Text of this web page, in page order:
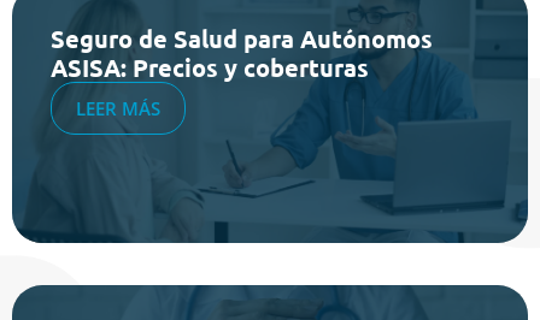
Seguro de Salud para Autónomos
ASISA: Precios y coberturas
LEER MÁS